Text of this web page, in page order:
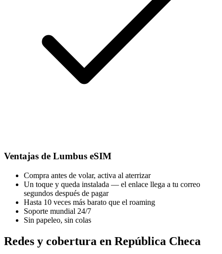
Ventajas de Lumbus eSIM
Compra antes de volar, activa al aterrizar
Un toque y queda instalada — el enlace llega a tu correo
segundos después de pagar
Hasta 10 veces más barato que el roaming
Soporte mundial 24/7
Sin papeleo, sin colas
Redes y cobertura en República Checa